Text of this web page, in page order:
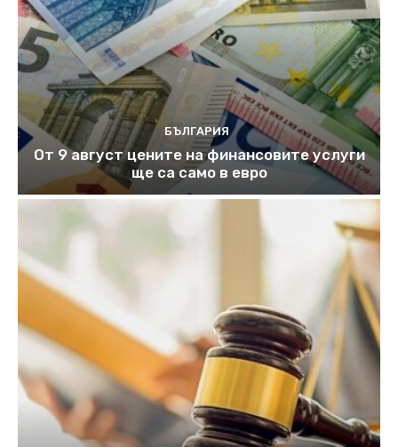
БЪЛГАРИЯ
От 9 август цените на финансовите услуги
ще са само в евро